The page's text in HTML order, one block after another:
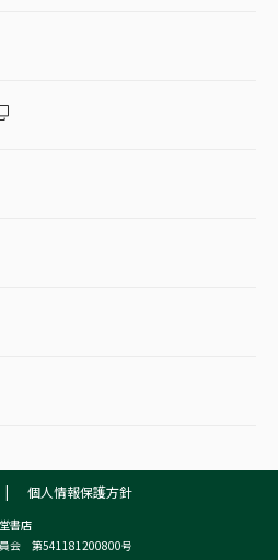
| 個人情報保護方針
書店
員会 第541181200800号